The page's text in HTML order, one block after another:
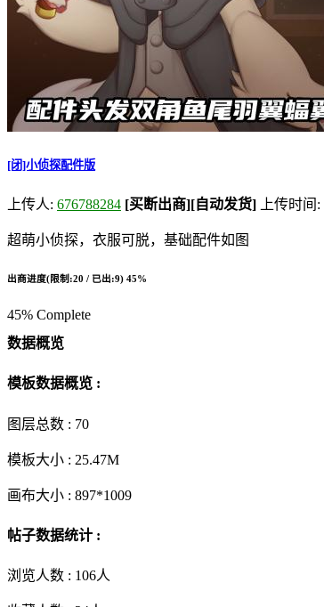
[闭]小侦探配件版
上传人: 676788284 [买断出商][自动发货] 上传时间:
超萌小侦探，衣服可脱，基础配件如图
出商进度(限制:20 / 已出:9) 45%
45% Complete
数据概览
模板数据概览 :
图层总数 : 70
模板大小 : 25.47M
画布大小 : 897*1009
帖子数据统计 :
浏览人数 : 106人